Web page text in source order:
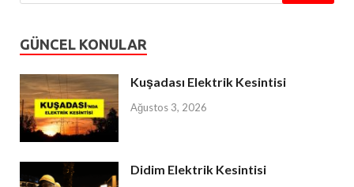
GÜNCEL KONULAR
Kuşadası Elektrik Kesintisi
Ağustos 3, 2026
Didim Elektrik Kesintisi